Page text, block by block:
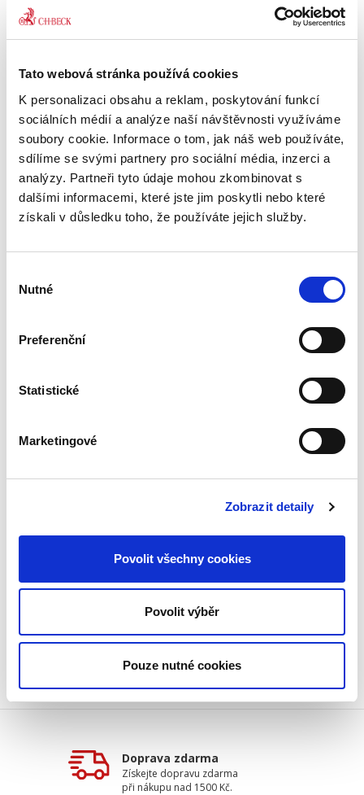
Tato webová stránka používá cookies
K personalizaci obsahu a reklam, poskytování funkcí
sociálních médií a analýze naší návštěvnosti využíváme
soubory cookie. Informace o tom, jak náš web používáte,
sdílíme se svými partnery pro sociální média, inzerci a
analýzy. Partneři tyto údaje mohou zkombinovat s
dalšími informacemi, které jste jim poskytli nebo které
získali v důsledku toho, že používáte jejich služby.
souhlasu
Nutné
Preferenční
Statistické
Marketingové
Zobrazit detaily
Povolit všechny cookies
Povolit výběr
Pouze nutné cookies
Soutěžní právo. 3.
3. VYDÁNÍ
Jiří Kindl,a kol.
1 590,00 Kč
Od druhého vydání učebnice uplynulo již více
poli soutěžního práva (práva ochrany
Předkládaná publikace dvou vysokoškolských
vysvětlení základních otázek soukromého
práva je určená především studujícím
neprávnických fakult. Skripta jsou...
Doprava zdarma
Získejte dopravu zdarma
při nákupu nad 1500 Kč.